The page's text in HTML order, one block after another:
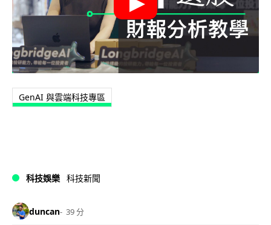
GenAI 與雲端科技專區
科技娛樂 科技新聞
duncan 39 分